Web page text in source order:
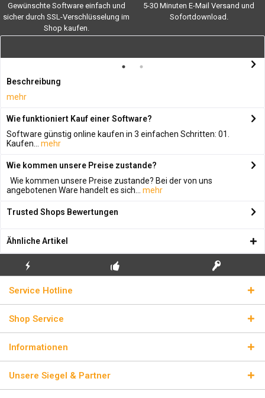
Gewünschte Software einfach und
sicher durch SSL-Verschlüsselung im
Shop kaufen.
5-30 Minuten E-Mail Versand und
Sofortdownload.
Beschreibung
mehr
Wie funktioniert Kauf einer Software?
Software günstig online kaufen in 3 einfachen Schritten: 01.
Kaufen...
mehr
Wie kommen unsere Preise zustande?
Wie kommen unsere Preise zustande? Bei der von uns
angebotenen Ware handelt es sich...
mehr
Trusted Shops Bewertungen
Ähnliche Artikel
BLITZVERSAND
LIZENZSCHLÜSSEL
Service Hotline
Shop Service
Informationen
Unsere Siegel & Partner